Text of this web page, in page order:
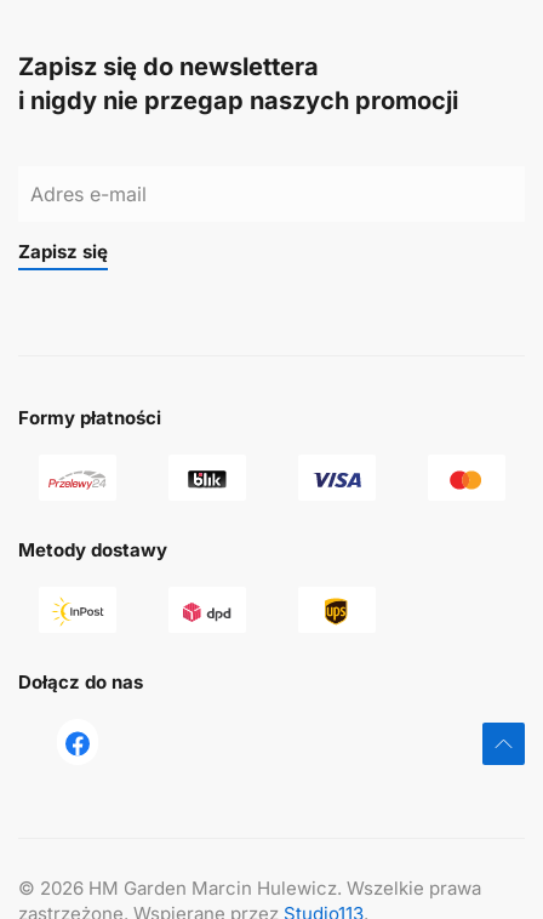
Zapisz się do newslettera
i nigdy nie przegap naszych promocji
Zapisz się
Formy płatności
Metody dostawy
Dołącz do nas
© 2026 HM Garden Marcin Hulewicz. Wszelkie prawa
zastrzeżone. Wspierane przez Studio113.